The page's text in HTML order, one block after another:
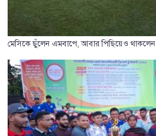
মেসিকে ছুঁলেন এমবাপে, আবার পিছিয়েও থাকলেন